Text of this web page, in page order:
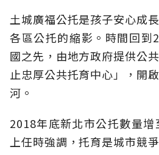
土城廣福公托是孩子安心成
各區公托的縮影。時間回到
國之先，由地方政府提供公
止忠厚公共托育中心」，開
河。
2018年底新北市公托數量
上任時強調，托育是城市競